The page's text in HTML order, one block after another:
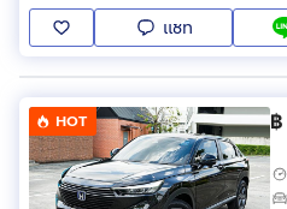
แชท
HOT ฿